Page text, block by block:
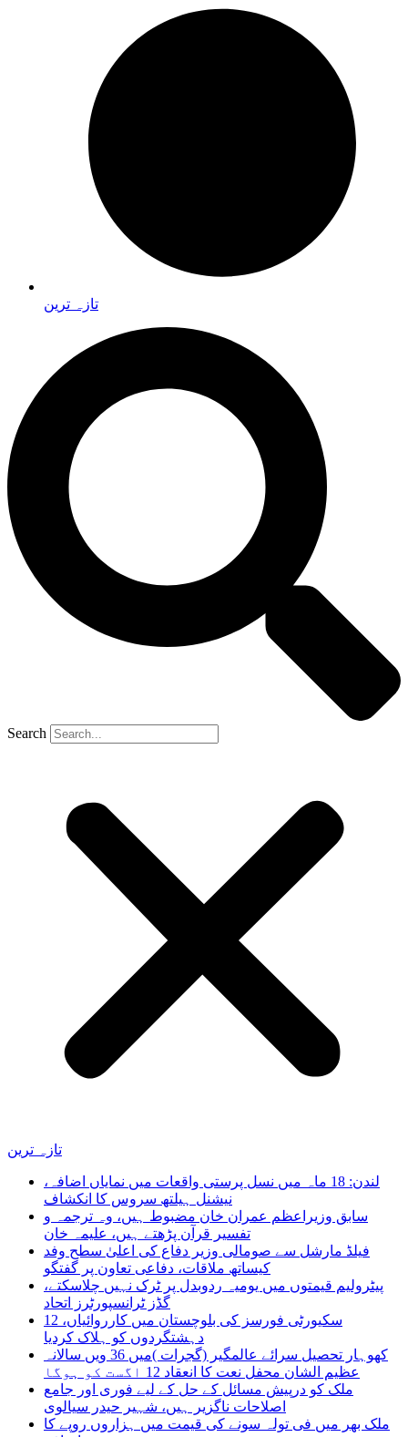
تازہ ترین
Search
تازہ ترین
لندن: 18 ماہ میں نسل پرستی واقعات میں نمایاں اضافہ،
نیشنل ہیلتھ سروس کا انکشاف
سابق وزیراعظم عمران خان مضبوط ہیں، وہ ترجمہ و
تفسیر قرآن پڑھتے ہیں، علیمہ خان
فیلڈ مارشل سے صومالی وزیر دفاع کی اعلیٰ سطح وفد
کیساتھ ملاقات، دفاعی تعاون پر گفتگو
پیٹرولیم قیمتوں میں یومیہ ردوبدل پر ٹرک نہیں چلاسکتے،
گڈز ٹرانسپورٹرز اتحاد
سکیورٹی فورسز کی بلوچستان میں کارروائیاں، 12
دہشتگردوں کو ہلاک کردیا
کھوہار تحصیل سرائے عالمگیر (گجرات )میں 36 ویں سالانہ
عظیم الشان محفل نعت کا انعقاد 12 اگست کو ہوگا
ملک کو درپیش مسائل کے حل کے لیے فوری اور جامع
اصلاحات ناگزیر ہیں، شہیر حیدر سیالوی
ملک بھر میں فی تولہ سونے کی قیمت میں ہزاروں روپے کا